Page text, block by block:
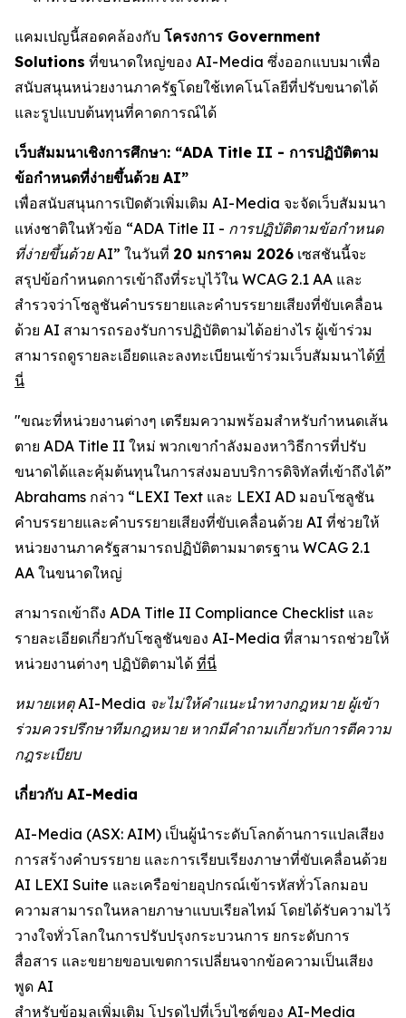
แคมเปญนี้สอดคล้องกับ โครงการ Government
Solutions ที่ขนาดใหญ่ของ AI-Media ซึ่งออกแบบมาเพื่อ
สนับสนุนหน่วยงานภาครัฐโดยใช้เทคโนโลยีที่ปรับขนาดได้
และรูปแบบต้นทุนที่คาดการณ์ได้
เว็บสัมมนาเชิงการศึกษา: “ADA Title II - การปฏิบัติตาม
ข้อกำหนดที่ง่ายขึ้นด้วย AI”
เพื่อสนับสนุนการเปิดตัวเพิ่มเติม AI-Media จะจัดเว็บสัมมนา
แห่งชาติในหัวข้อ “ADA Title II - การปฏิบัติตามข้อกำหนด
ที่ง่ายขึ้นด้วย AI” ในวันที่ 20 มกราคม 2026 เซสชันนี้จะ
สรุปข้อกำหนดการเข้าถึงที่ระบุไว้ใน WCAG 2.1 AA และ
สำรวจว่าโซลูชันคำบรรยายและคำบรรยายเสียงที่ขับเคลื่อน
ด้วย AI สามารถรองรับการปฏิบัติตามได้อย่างไร ผู้เข้าร่วม
สามารถดูรายละเอียดและลงทะเบียนเข้าร่วมเว็บสัมมนาได้ที่
นี่
"ขณะที่หน่วยงานต่างๆ เตรียมความพร้อมสำหรับกำหนดเส้น
ตาย ADA Title II ใหม่ พวกเขากำลังมองหาวิธีการที่ปรับ
ขนาดได้และคุ้มต้นทุนในการส่งมอบบริการดิจิทัลที่เข้าถึงได้”
Abrahams กล่าว “LEXI Text และ LEXI AD มอบโซลูชัน
คำบรรยายและคำบรรยายเสียงที่ขับเคลื่อนด้วย AI ที่ช่วยให้
หน่วยงานภาครัฐสามารถปฏิบัติตามมาตรฐาน WCAG 2.1
AA ในขนาดใหญ่
สามารถเข้าถึง ADA Title II Compliance Checklist และ
รายละเอียดเกี่ยวกับโซลูชันของ AI-Media ที่สามารถช่วยให้
หน่วยงานต่างๆ ปฏิบัติตามได้ ที่นี่
หมายเหตุ AI-Media จะไม่ให้คำแนะนำทางกฎหมาย ผู้เข้า
ร่วมควรปรึกษาทีมกฎหมาย หากมีคำถามเกี่ยวกับการตีความ
กฎระเบียบ
เกี่ยวกับ AI-Media
AI-Media (ASX: AIM) เป็นผู้นำระดับโลกด้านการแปลเสียง
การสร้างคำบรรยาย และการเรียบเรียงภาษาที่ขับเคลื่อนด้วย
AI LEXI Suite และเครือข่ายอุปกรณ์เข้ารหัสทั่วโลกมอบ
ความสามารถในหลายภาษาแบบเรียลไทม์ โดยได้รับความไว้
วางใจทั่วโลกในการปรับปรุงกระบวนการ ยกระดับการ
สื่อสาร และขยายขอบเขตการเปลี่ยนจากข้อความเป็นเสียง
พูด AI
สำหรับข้อมูลเพิ่มเติม โปรดไปที่เว็บไซต์ของ AI-Media